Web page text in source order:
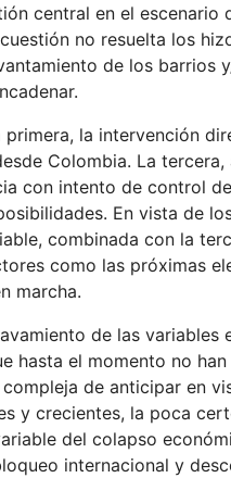
central en el escenario
no resuelta los
de los barrios
la intervención
Colombia. La
con intento de control
En vista de
combinada con la
como las próximas
marcha.
de las variables
hasta el momento no han
de anticipar en
y crecientes, la poca
del colapso
internacional y